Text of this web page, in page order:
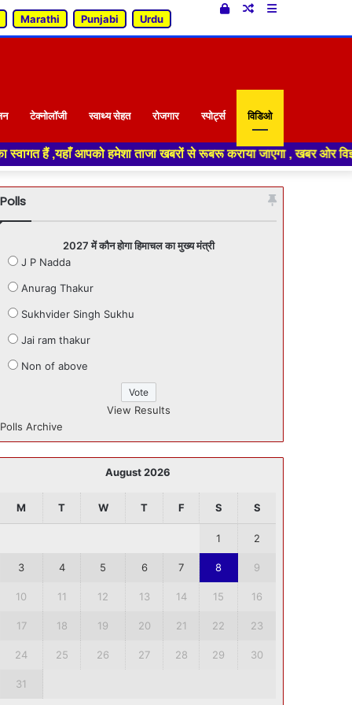
Marathi Punjabi Urdu
Sidebar
Random
Log
टेक्नोलॉजी स्वाथ्य सेहत रोजगार स्पोर्ट्स विडिओ
ताजा खबरों से रूबरू कराया जाएगा , खबर ओर विज्ञापन के लिए संपर्क
Polls
2027 में कौन होगा हिमाचल का मुख्य मंत्री
J P Nadda
Anurag Thakur
Sukhvider Singh Sukhu
Jai ram thakur
Non of above
View Results
Polls Archive
August 2026
M T W T F S S
1 2
3 4 5 6 7 8 9
10 11 12 13 14 15 16
17 18 19 20 21 22 23
24 25 26 27 28 29 30
31